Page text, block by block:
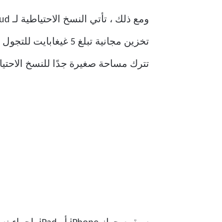
تخزين مجانية تبلغ 5 غيغابايت للتجول بها. وبالنظر إلى أن حصة التخزين تستخدمها أيضًا خدمات أخرى مثل
تترك مساحة صغيرة جدًا للنسخ